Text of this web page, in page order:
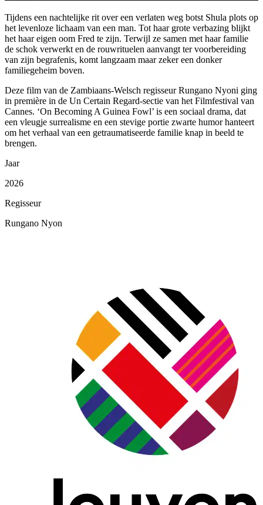
Tijdens een nachtelijke rit over een verlaten weg botst Shula plots op
het levenloze lichaam van een man. Tot haar grote verbazing blijkt
het haar eigen oom Fred te zijn. Terwijl ze samen met haar familie
de schok verwerkt en de rouwrituelen aanvangt ter voorbereiding
van zijn begrafenis, komt langzaam maar zeker een donker
familiegeheim boven.
Deze film van de Zambiaans-Welsch regisseur Rungano Nyoni ging
in première in de Un Certain Regard-sectie van het Filmfestival van
Cannes. ‘On Becoming A Guinea Fowl’ is een sociaal drama, dat
een vleugje surrealisme en een stevige portie zwarte humor hanteert
om het verhaal van een getraumatiseerde familie knap in beeld te
brengen.
Jaar
2026
Regisseur
Rungano Nyon